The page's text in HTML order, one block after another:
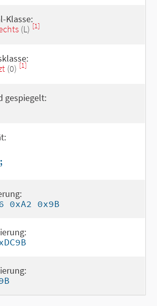
Klasse:
(L) [1]
(0) [1]
gespiegelt:
0xA2 0x9B